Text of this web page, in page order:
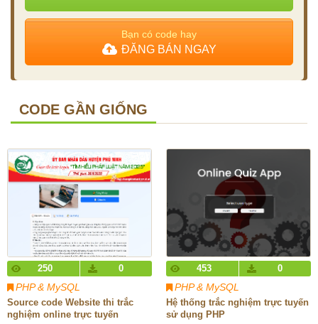
Bạn có code hay
ĐĂNG BÁN NGAY
CODE GẦN GIỐNG
250 0
PHP & MySQL
Source code Website thi trắc
nghiệm online trực tuyến
453 0
PHP & MySQL
Hệ thống trắc nghiệm trực tuyến
sử dụng PHP